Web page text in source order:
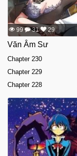
99 31 29
Văn Âm Sư
Chapter 230
Chapter 229
Chapter 228